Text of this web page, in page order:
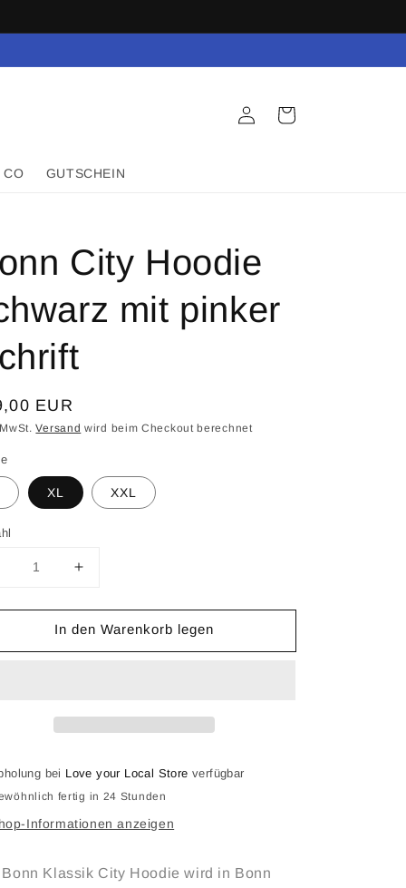
CO GUTSCHEIN
EinloggenWarenkorb
City Hoodie
mit pinker
EUR
Versand wird beim Checkout berechnet
XL XXL
Verringere
Erhöhe
Menge
für
Bonn
In den Warenkorb legen
bei Love your Local Store verfügbar
fertig in 24 Stunden
Informationen anzeigen
Bonn Klassik City Hoodie wird in Bonn